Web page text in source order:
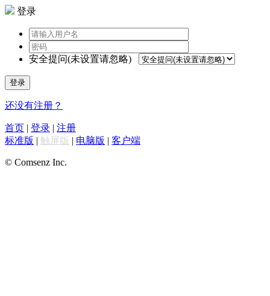
登录
安全提问(未设置请忽略)
登录
还没有注册？
首页 | 登录 | 注册
标准版 | 触屏版 | 电脑版 | 客户端
© Comsenz Inc.